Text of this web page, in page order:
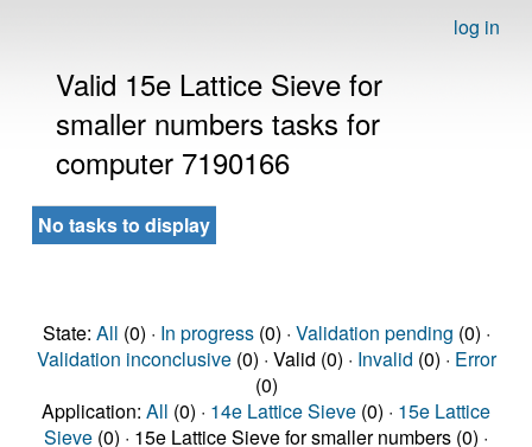
log in
Valid 15e Lattice Sieve for
smaller numbers tasks for
computer 7190166
No tasks to display
State: All (0) · In progress(0) · Validation pending (0) ·
Validation inconclusive(0) · Valid (0) · Invalid (0) · Error
(0)
Application: All (0) · 14e Lattice Sieve (0) · 15e Lattice
Sieve (0) · 15e Lattice Sieve for smaller numbers (0) ·